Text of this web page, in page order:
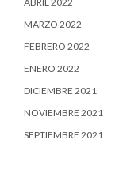
MARZO 2022
FEBRERO 2022
ENERO 2022
DICIEMBRE 2021
NOVIEMBRE 2021
SEPTIEMBRE 2021